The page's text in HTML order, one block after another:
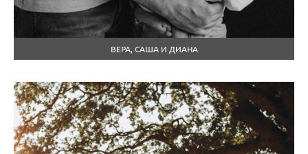
ВЕРА, САША И ДИАНА